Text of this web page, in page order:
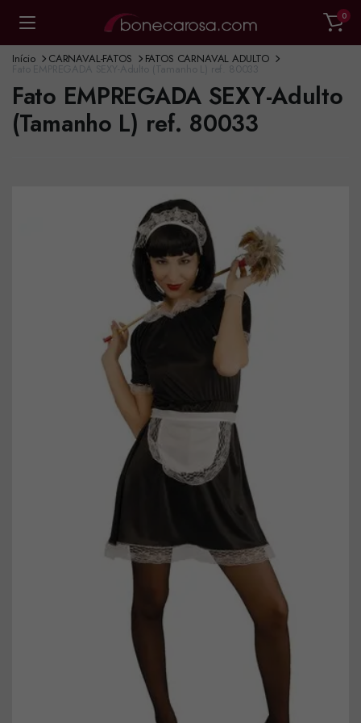
0
Início CARNAVAL-FATOS FATOS CARNAVAL ADULTO
Fato EMPREGADA SEXY-Adulto
(Tamanho L) ref. 80033